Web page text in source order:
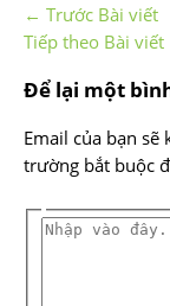
← Trước Bài viết
Tiếp theo Bài viết
Để lại một
Email của bạn
trường bắt buộc